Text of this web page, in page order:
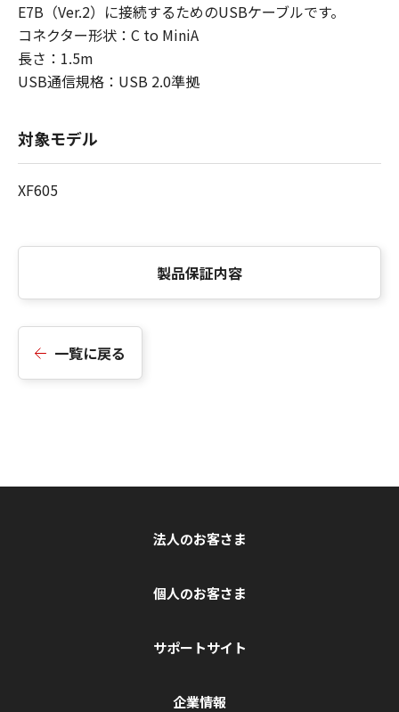
E7B（Ver.2）に接続するためのUSBケーブルです。
コネクター形状：C to MiniA
長さ：1.5m
USB通信規格：USB 2.0準拠
対象モデル
XF605
製品保証内容
一覧に戻る
法人のお客さま
個人のお客さま
サポートサイト
企業情報